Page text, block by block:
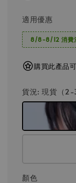
適用優惠
8/8-8/12 消費
購買此產品
貨況: 現貨（2-
顏色